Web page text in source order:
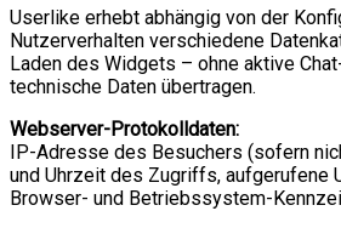
Userlike erhebt abhängig von der
Nutzerverhalten verschiedene
Laden des Widgets – ohne aktive
technische Daten übertragen.
Webserver-Protokolldaten:
IP-Adresse des Besuchers (sofern
und Uhrzeit des Zugriffs, aufgerufene
Browser- und Betriebssystem-